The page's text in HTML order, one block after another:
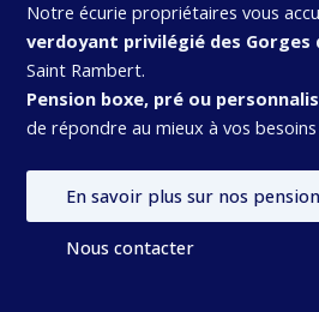
Notre écurie propriétaires vous
verdoyant privilégié des Gorges
Saint Rambert.
Pension boxe, pré ou
de répondre au mieux à vos
En savoir plus sur nos
Nous contacter